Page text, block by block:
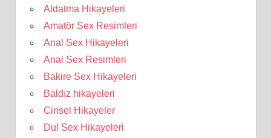
Aldatma Hikayeleri
Amatör Sex Resimleri
Anal Sex Hikayeleri
Anal Sex Resimleri
Bakire Sex Hikayeleri
Baldız hikayeleri
Cinsel Hikayeler
Dul Sex Hikayeleri